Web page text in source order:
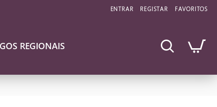
ENTRAR REGISTAR FAVORITOS
REGIONAIS